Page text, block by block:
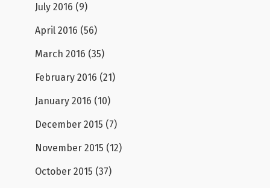
July 2016 (9)
April 2016 (56)
March 2016 (35)
February 2016 (21)
January 2016 (10)
December 2015 (7)
November 2015 (12)
October 2015 (37)